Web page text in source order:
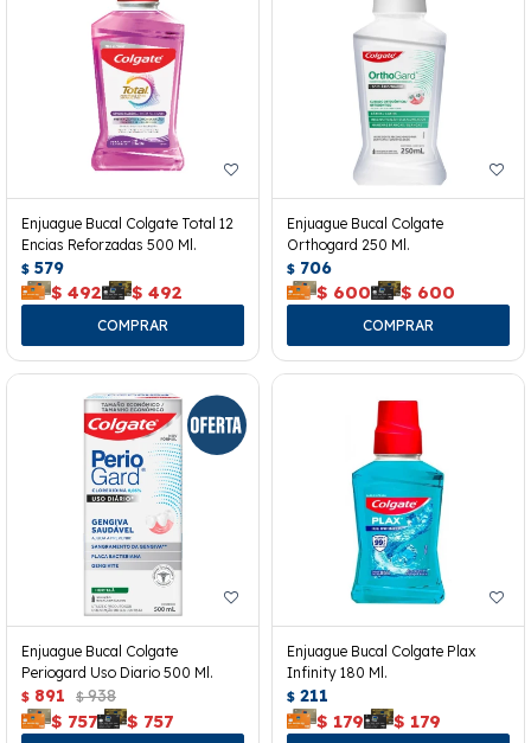
Enjuague Bucal Colgate Total 12
Encias Reforzadas 500 Ml.
$ 579
$ 492 $ 492
Enjuague Bucal Colgate
Orthogard 250 Ml.
$ 706
$ 600 $ 600
Enjuague Bucal Colgate
Periogard Uso Diario 500 Ml.
$ 891 $ 938
$ 757 $ 757
Enjuague Bucal Colgate Plax
Infinity 180 Ml.
$ 211
$ 179 $ 179